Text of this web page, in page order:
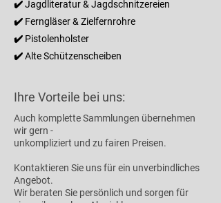
✔️ Jagdliteratur & Jagdschnitzereien​
✔️ Ferngläser & Zielfernrohre​
✔️ Pistolenholster
✔️ Alte Schützenscheiben
Ihre Vorteile bei uns:
Auch komplette Sammlungen übernehmen
wir gern -
unkompliziert und zu fairen Preisen.
Kontaktieren Sie uns für ein unverbindliches
Angebot.
Wir beraten Sie persönlich und sorgen für